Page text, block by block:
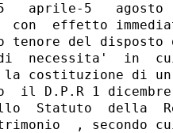
aprile-5   agosto
effetto
del
necessita'  in
la costituzione di un
il D.P.R 1
Statuto  della
, secondo